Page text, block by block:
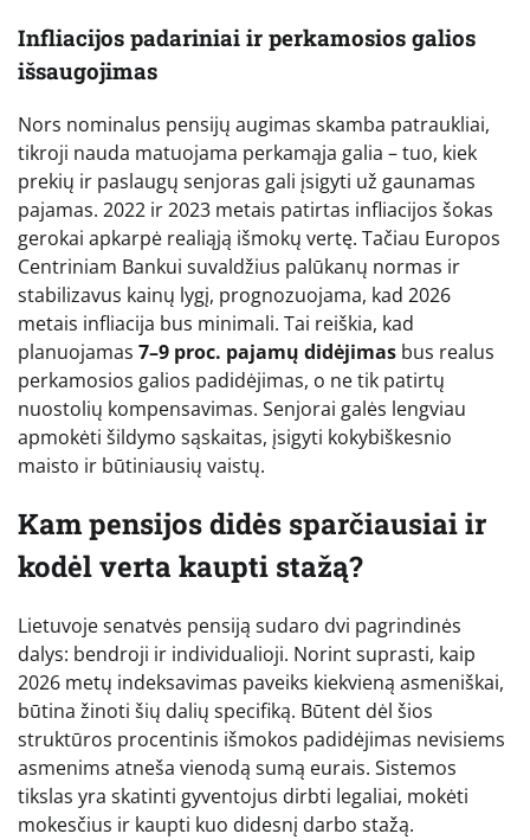
Infliacijos padariniai ir perkamosios galios
išsaugojimas
Nors nominalus pensijų augimas skamba patraukliai,
tikroji nauda matuojama perkamąja galia – tuo, kiek
prekių ir paslaugų senjoras gali įsigyti už gaunamas
pajamas. 2022 ir 2023 metais patirtas infliacijos šokas
gerokai apkarpė realiąją išmokų vertę. Tačiau Europos
Centriniam Bankui suvaldžius palūkanų normas ir
stabilizavus kainų lygį, prognozuojama, kad 2026
metais infliacija bus minimali. Tai reiškia, kad
planuojamas 7–9 proc. pajamų didėjimas bus realus
perkamosios galios padidėjimas, o ne tik patirtų
nuostolių kompensavimas. Senjorai galės lengviau
apmokėti šildymo sąskaitas, įsigyti kokybiškesnio
maisto ir būtiniausių vaistų.
Kam pensijos didės sparčiausiai ir
kodėl verta kaupti stažą?
Lietuvoje senatvės pensiją sudaro dvi pagrindinės
dalys: bendroji ir individualioji. Norint suprasti, kaip
2026 metų indeksavimas paveiks kiekvieną asmeniškai,
būtina žinoti šių dalių specifiką. Būtent dėl šios
struktūros procentinis išmokos padidėjimas nevisiems
asmenims atneša vienodą sumą eurais. Sistemos
tikslas yra skatinti gyventojus dirbti legaliai, mokėti
mokesčius ir kaupti kuo didesnį darbo stažą.